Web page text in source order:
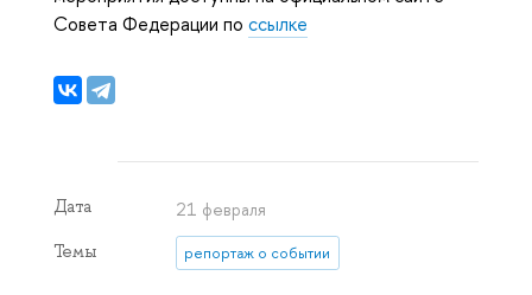
Совета Федерации по ссылке
Дата 21 февраля
Темы репортаж о событии